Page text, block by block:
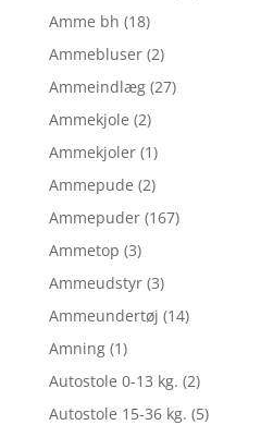
Amme bh (18)
Ammebluser (2)
Ammeindlæg (27)
Ammekjole (2)
Ammekjoler (1)
Ammepude (2)
Ammepuder (167)
Ammetop (3)
Ammeudstyr (3)
Ammeundertøj (14)
Amning (1)
Autostole 0-13 kg. (2)
Autostole 15-36 kg. (5)